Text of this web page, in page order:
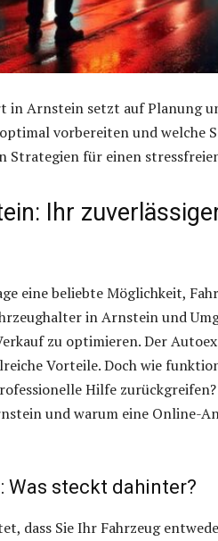
in Arnstein setzt auf Planung
vorbereiten und welche
Strategien für einen
Ihr
eine beliebte Möglichkeit,
in Arnstein und
zu optimieren. Der
Vorteile. Doch wie
Hilfe
und warum eine Online-
steckt dahinter?
dass Sie Ihr Fahrzeug